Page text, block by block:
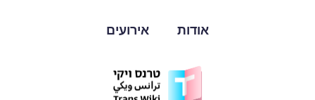
אודות אירועים